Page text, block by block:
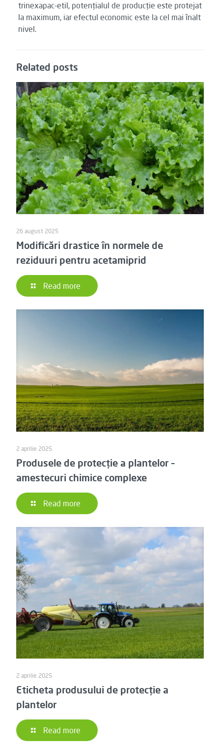
trinexapac-etil, potențialul de producție este protejat
la maximum, iar efectul economic este la cel mai înalt
nivel.
Related posts
26 august 2025
Modificări drastice în normele de
reziduuri pentru acetamiprid
Read more
2 aprilie 2025
Produsele de protecție a plantelor –
amestecuri chimice complexe
Read more
2 aprilie 2025
Eticheta produsului de protecție a
plantelor
Read more